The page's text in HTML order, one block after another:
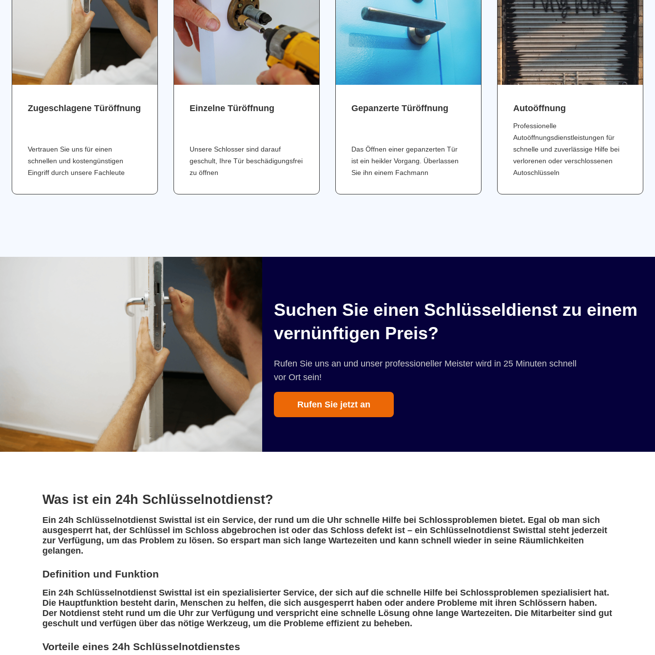
Zugeschlagene Türöffnung
Vertrauen Sie uns für einen
schnellen und kostengünstigen
Eingriff durch unsere Fachleute
Einzelne Türöffnung
Unsere Schlosser sind darauf
geschult, Ihre Tür beschädigungsfrei
zu öffnen
Gepanzerte Türöffnung
Das Öffnen einer gepanzerten Tür
ist ein heikler Vorgang. Überlassen
Sie ihn einem Fachmann
Аutoöffnung
Professionelle
Autoöffnungsdienstleistungen für
schnelle und zuverlässige Hilfe bei
verlorenen oder verschlossenen
Autoschlüsseln
Suchen Sie einen Schlüsseldienst zu einem
vernünftigen Preis?
Rufen Sie uns an und unser professioneller Meister wird in 25 Minuten schnell
vor Ort sein!
Rufen Sie jetzt an
Was ist ein 24h Schlüsselnotdienst?
Ein 24h Schlüsselnotdienst Swisttal ist ein Service, der rund um die Uhr schnelle Hilfe bei Schlossproblemen bietet. Egal ob man sich
ausgesperrt hat, der Schlüssel im Schloss abgebrochen ist oder das Schloss defekt ist – ein Schlüsselnotdienst Swisttal steht jederzeit
zur Verfügung, um das Problem zu lösen. So erspart man sich lange Wartezeiten und kann schnell wieder in seine Räumlichkeiten
gelangen.
Definition und Funktion
Ein 24h Schlüsselnotdienst Swisttal ist ein spezialisierter Service, der sich auf die schnelle Hilfe bei Schlossproblemen spezialisiert hat.
Die Hauptfunktion besteht darin, Menschen zu helfen, die sich ausgesperrt haben oder andere Probleme mit ihren Schlössern haben.
Der Notdienst steht rund um die Uhr zur Verfügung und verspricht eine schnelle Lösung ohne lange Wartezeiten. Die Mitarbeiter sind gut
geschult und verfügen über das nötige Werkzeug, um die Probleme effizient zu beheben.
Vorteile eines 24h Schlüsselnotdienstes